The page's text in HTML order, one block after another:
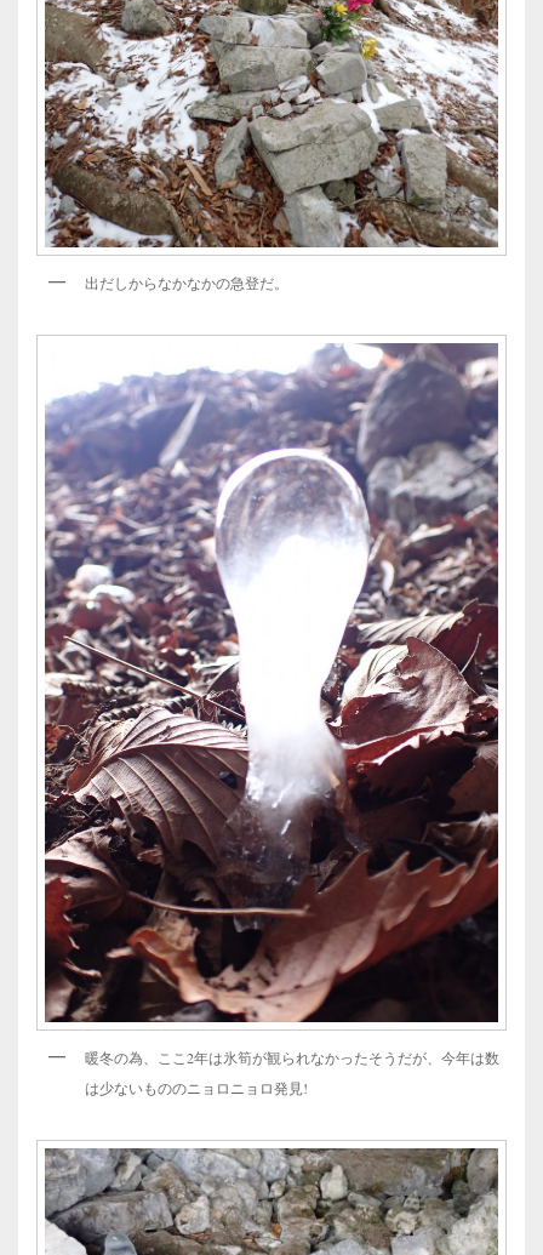
出だしからなかなかの急登だ。
暖冬の為、ここ2年は氷筍が観られなかったそうだが、今年は数
は少ないもののニョロニョロ発見!